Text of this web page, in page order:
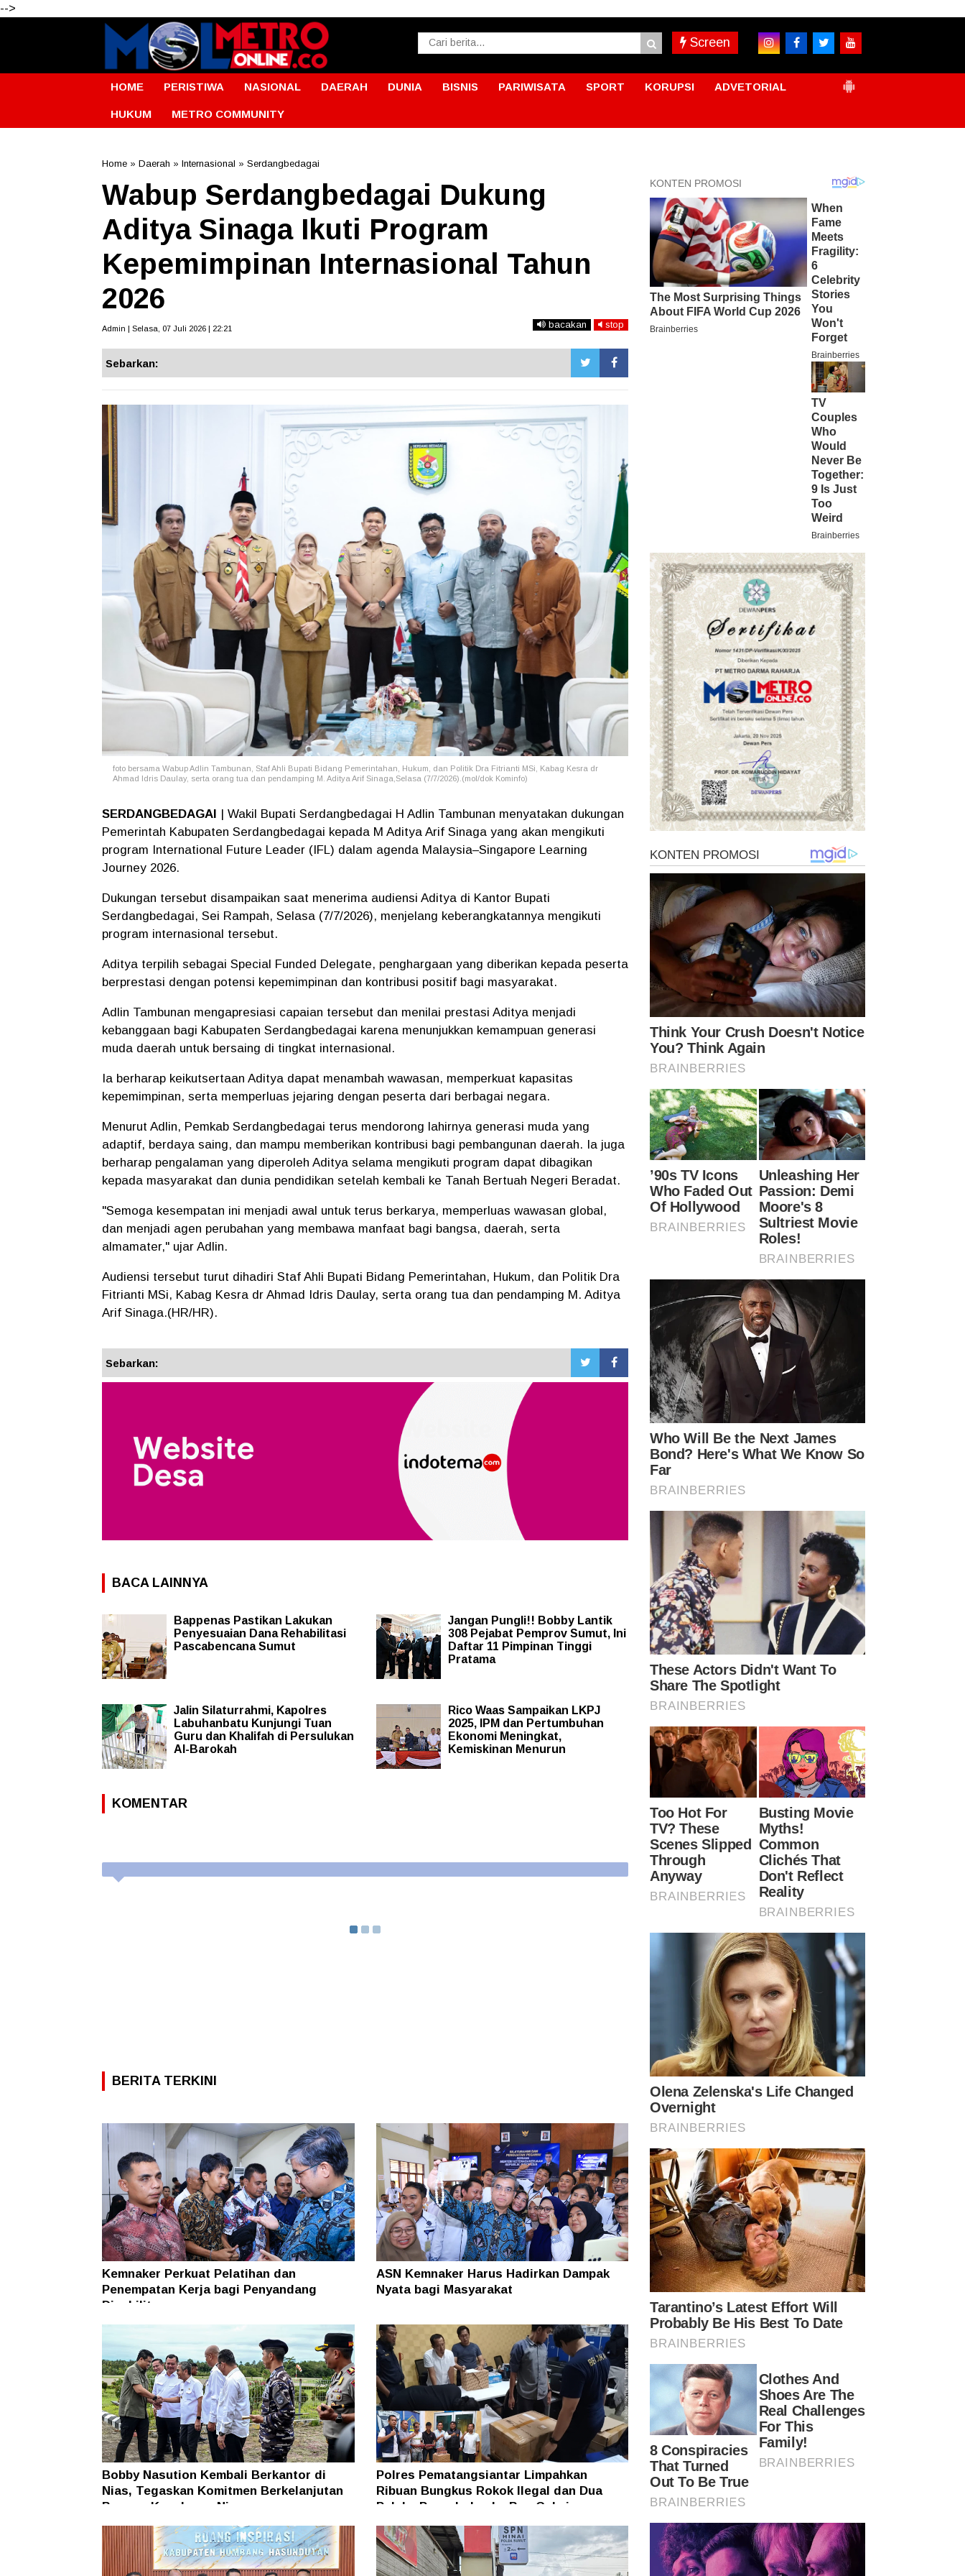
-->
Screen
HOME PERISTIWA NASIONAL DAERAH DUNIA BISNIS PARIWISATA SPORT KORUPSI ADVETORIAL
HUKUM METRO COMMUNITY
Home » Daerah » Internasional » Serdangbedagai
Wabup Serdangbedagai Dukung
Aditya Sinaga Ikuti Program
Kepemimpinan Internasional Tahun
2026
Admin | Selasa, 07 Juli 2026 | 22:21 bacakan stop
Sebarkan:
foto bersama Wabup Adlin Tambunan, Staf Ahli Bupati Bidang Pemerintahan, Hukum, dan Politik Dra Fitrianti MSi, Kabag Kesra dr
Ahmad Idris Daulay, serta orang tua dan pendamping M. Aditya Arif Sinaga,Selasa (7/7/2026).(mol/dok Kominfo)
SERDANGBEDAGAI
| Wakil Bupati Serdangbedagai H Adlin Tambunan menyatakan dukungan
Pemerintah Kabupaten Serdangbedagai kepada M Aditya Arif Sinaga yang akan mengikuti
program International Future Leader (IFL) dalam agenda Malaysia–Singapore Learning
Journey 2026.
Dukungan tersebut disampaikan saat menerima audiensi Aditya di Kantor Bupati
Serdangbedagai, Sei Rampah, Selasa (7/7/2026), menjelang keberangkatannya mengikuti
program internasional tersebut.
Aditya terpilih sebagai Special Funded Delegate, penghargaan yang diberikan kepada peserta
berprestasi dengan potensi kepemimpinan dan kontribusi positif bagi masyarakat.
Adlin Tambunan mengapresiasi capaian tersebut dan menilai prestasi Aditya menjadi
kebanggaan bagi Kabupaten Serdangbedagai karena menunjukkan kemampuan generasi
muda daerah untuk bersaing di tingkat internasional.
Ia berharap keikutsertaan Aditya dapat menambah wawasan, memperkuat kapasitas
kepemimpinan, serta memperluas jejaring dengan peserta dari berbagai negara.
Menurut Adlin, Pemkab Serdangbedagai terus mendorong lahirnya generasi muda yang
adaptif, berdaya saing, dan mampu memberikan kontribusi bagi pembangunan daerah. Ia juga
berharap pengalaman yang diperoleh Aditya selama mengikuti program dapat dibagikan
kepada masyarakat dan dunia pendidikan setelah kembali ke Tanah Bertuah Negeri Beradat.
"Semoga kesempatan ini menjadi awal untuk terus berkarya, memperluas wawasan global,
dan menjadi agen perubahan yang membawa manfaat bagi bangsa, daerah, serta
almamater," ujar Adlin.
Audiensi tersebut turut dihadiri Staf Ahli Bupati Bidang Pemerintahan, Hukum, dan Politik Dra
Fitrianti MSi, Kabag Kesra dr Ahmad Idris Daulay, serta orang tua dan pendamping M. Aditya
Arif Sinaga.(HR/HR).
Sebarkan:
BACA LAINNYA
Bappenas Pastikan Lakukan
Penyesuaian Dana Rehabilitasi
Pascabencana Sumut
Jangan Pungli!! Bobby Lantik
308 Pejabat Pemprov Sumut, Ini
Daftar 11 Pimpinan Tinggi
Pratama
Jalin Silaturrahmi, Kapolres
Labuhanbatu Kunjungi Tuan
Guru dan Khalifah di Persulukan
Al-Barokah
Rico Waas Sampaikan LKPJ
2025, IPM dan Pertumbuhan
Ekonomi Meningkat,
Kemiskinan Menurun
KOMENTAR
BERITA TERKINI
Kemnaker Perkuat Pelatihan dan
Penempatan Kerja bagi Penyandang
Disabilitas
ASN Kemnaker Harus Hadirkan Dampak
Nyata bagi Masyarakat
Bobby Nasution Kembali Berkantor di
Nias, Tegaskan Komitmen Berkelanjutan
Bangun Kepulauan Nias
Polres Pematangsiantar Limpahkan
Ribuan Bungkus Rokok Ilegal dan Dua
Pelaku Penyeludup ke Bea Cukai